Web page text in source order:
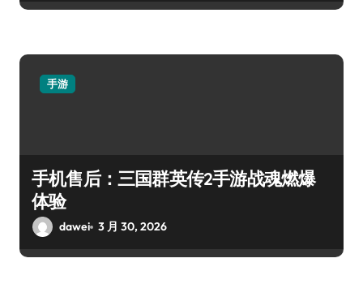
手游
手机售后：三国群英传2手游战魂燃爆
体验
dawei 3 月 30, 2026